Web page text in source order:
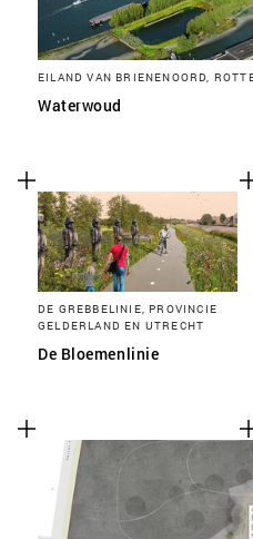
EILAND VAN BRIENENOORD,
Waterwoud
DE GREBBELINIE, PROVINCIE
GELDERLAND EN UTRECHT
De Bloemenlinie